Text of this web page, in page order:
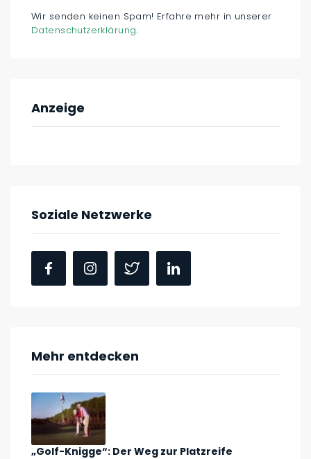
Wir senden keinen Spam! Erfahre mehr in unserer
Datenschutzerklärung.
Anzeige
Soziale Netzwerke
Mehr entdecken
„Golf-Knigge“: Der Weg zur Platzreife